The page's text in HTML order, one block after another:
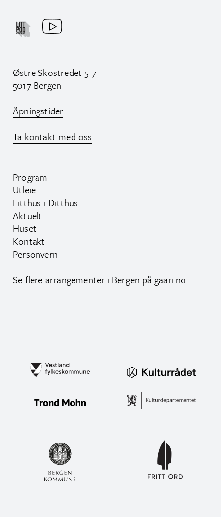
Østre Skostredet 5-7
5017 Bergen
Åpningstider
Ta kontakt med oss
Program
Utleie
Litthus i Ditthus
Aktuelt
Huset
Kontakt
Personvern
Se flere arrangementer i Bergen på gaari.no